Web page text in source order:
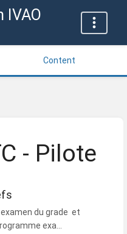
IVAO
Content
- Pilote
du grade et
exa...